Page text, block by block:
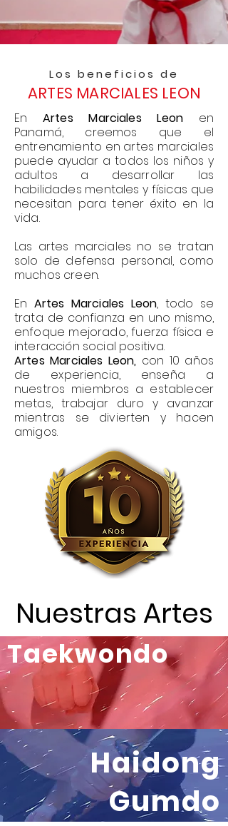
Los beneficios de
ARTES MARCIALES LEON
En Artes Marciales Leon en
Panamá, creemos que el
entrenamiento en artes marciales
puede ayudar a todos los niños y
adultos a desarrollar las
habilidades mentales y físicas que
necesitan para tener éxito en la
vida.
Las artes marciales no se tratan
solo de defensa personal, como
muchos creen.
En Artes Marciales Leon, todo se
trata de confianza en uno mismo,
enfoque mejorado, fuerza física e
interacción social positiva.
Artes Marciales Leon, con 10 años
de experiencia, enseña a
nuestros miembros a establecer
metas, trabajar duro y avanzar
mientras se divierten y hacen
amigos.
Nuestras Artes
Taekwondo
Haidong
Gumdo